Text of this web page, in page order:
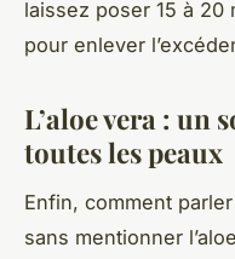
laissez poser 15 à 20
pour enlever
L’aloe vera : un
toutes les peaux
Enfin, comment
sans mentionner